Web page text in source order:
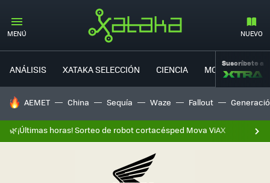
MENÚ NUEVO
ANÁLISIS XATAKA SELECCIÓN CIENCIA MOVILIDAD
Suscríbete a
HOY SE HABLA DE
AEMET China Sequía Waze Fallout
🌿¡Últimas horas! Sorteo de robot cortacésped Mova ViAX